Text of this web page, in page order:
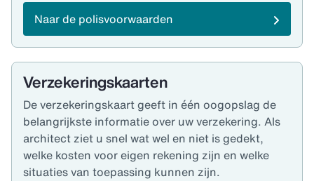
Naar de polisvoorwaarden
Verzekeringskaarten
De verzekeringskaart geeft in één oogopslag de
belangrijkste informatie over uw verzekering. Als
architect ziet u snel wat wel en niet is gedekt,
welke kosten voor eigen rekening zijn en welke
situaties van toepassing kunnen zijn.